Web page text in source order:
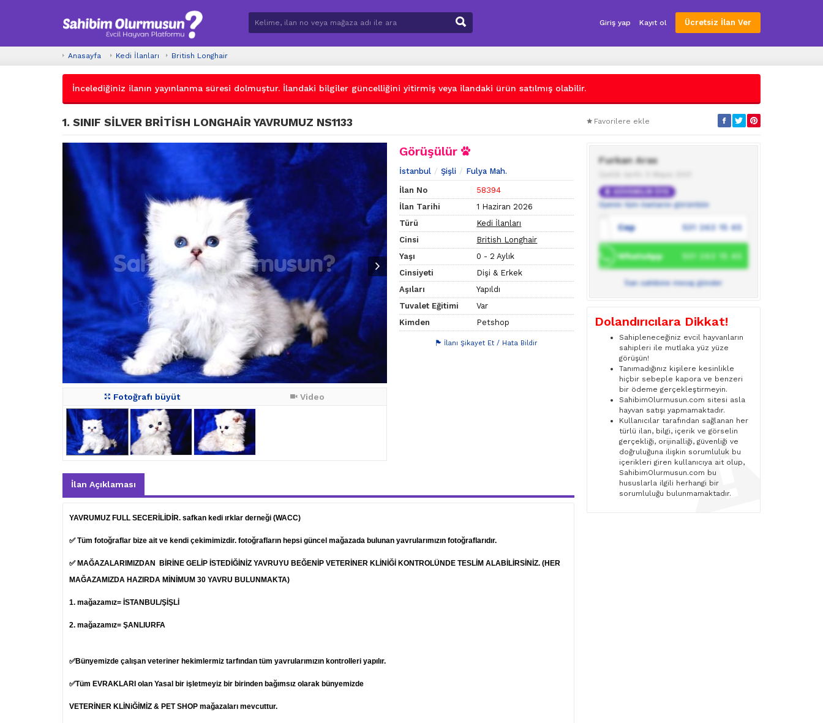
Giriş yap Kayıt ol Ücretsiz İlan Ver
Anasayfa Kedi İlanları British Longhair
İncelediğiniz ilanın yayınlanma süresi dolmuştur. İlandaki bilgiler güncelliğini yitirmiş veya ilandaki ürün satılmış olabilir.
1. SINIF SİLVER BRİTİSH LONGHAİR YAVRUMUZ NS1133 Favorilere ekle
Fotoğrafı büyüt Video
Görüşülür
İstanbul Şişli Fulya Mah.
İlan No
58394
İlan Tarihi
1 Haziran 2026
Türü
Kedi İlanları
Cinsi
British Longhair
Yaşı
0 - 2 Aylık
Cinsiyeti
Dişi & Erkek
Aşıları
Yapıldı
Tuvalet Eğitimi
Var
Kimden
Petshop
İlanı Şikayet Et / Hata Bildir
İlan Açıklaması
YAVRUMUZ FULL SECERİLİDİR. safkan kedi ırklar derneği (WACC)
✅ Tüm fotoğraflar bize ait ve kendi çekimimizdir. fotoğrafların hepsi güncel mağazada bulunan yavrularımızın fotoğraflarıdır.
✅ MAĞAZALARIMIZDAN BİRİNE GELİP İSTEDİĞİNİZ YAVRUYU BEĞENİP VETERİNER KLİNİĞİ KONTROLÜNDE TESLİM ALABİLİRSİNİZ. (HER
MAĞAZAMIZDA HAZIRDA MİNİMUM 30 YAVRU BULUNMAKTA)
1. mağazamız= İSTANBUL/ŞİŞLİ
2. mağazamız= ŞANLIURFA
✅Bünyemizde çalışan veteriner hekimlermiz tarfından tüm yavrularımızın kontrolleri yapılır.
✅Tüm EVRAKLARI olan Yasal bir işletmeyiz bir birinden bağımsız olarak bünyemizde
VETERİNER KLİNiĞİMİZ & PET SHOP mağazaları mevcuttur.
Furkan Aras
GÜVENİLİR ÜYE
Üyenin tüm ilanlarını görüntüle
Cep 531 243 15 45
WhatsApp 531 243 15 45
İlan sahibine mesaj gönder
Dolandırıcılara Dikkat!
Sahipleneceğiniz evcil hayvanların
sahipleri ile mutlaka yüz yüze
görüşün!
Tanımadığınız kişilere kesinlikle
hiçbir sebeple kapora ve benzeri
bir ödeme gerçekleştirmeyin.
SahibimOlurmusun.com sitesi asla
hayvan satışı yapmamaktadır.
Kullanıcılar tarafından sağlanan her
türlü ilan, bilgi, içerik ve görselin
gerçekliği, orijinalliği, güvenliği ve
doğruluğuna ilişkin sorumluluk bu
içerikleri giren kullanıcıya ait olup,
SahibimOlurmusun.com bu
hususlarla ilgili herhangi bir
sorumluluğu bulunmamaktadır.